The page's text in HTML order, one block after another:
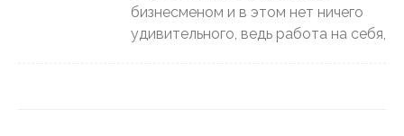
бизнесменом и в этом нет ничего
удивительного, ведь работа на себя,